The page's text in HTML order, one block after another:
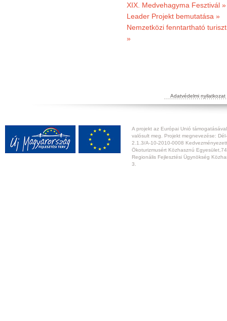
XIX. Medvehagyma Fesztivál »
Leader Projekt bemutatása »
Nemzetközi fenntartható
»
Adatvédelmi nyilatkozat
A projekt az Európai Unió
valósult meg. Projekt megnevezése:
2.1.3/A-10-2010-0008
Ökoturizmusért Közhasznú
Regionális Fejlesztési Ügynökség
3.